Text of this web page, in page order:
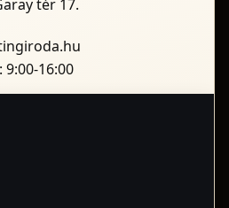
tér 17.
16:00